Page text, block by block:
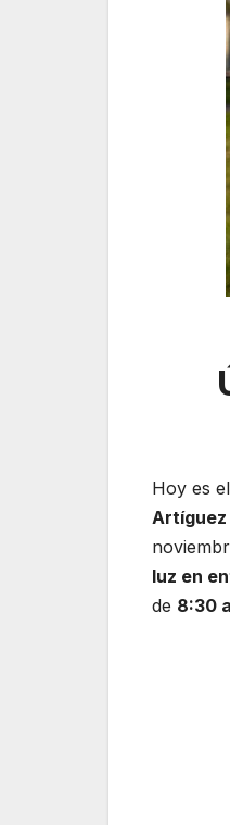
Hoy es
Artíguez
luz en
de 8:30